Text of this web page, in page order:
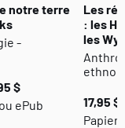
notre terre
-
$
ePub
Les
: les
les
17,95 $
Papier